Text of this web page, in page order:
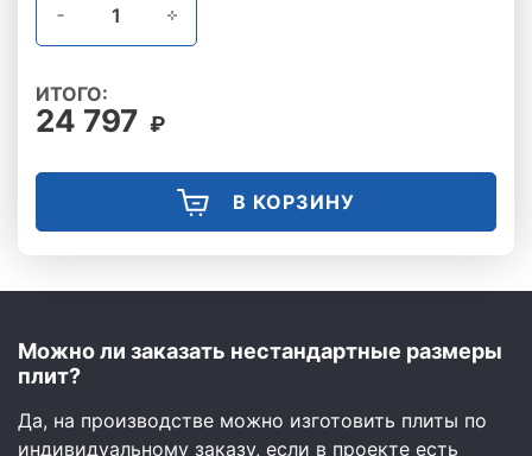
ИТОГО:
24 797 ₽
В КОРЗИНУ
Можно ли заказать нестандартные размеры
плит?
Да, на производстве можно изготовить плиты по
индивидуальному заказу, если в проекте есть